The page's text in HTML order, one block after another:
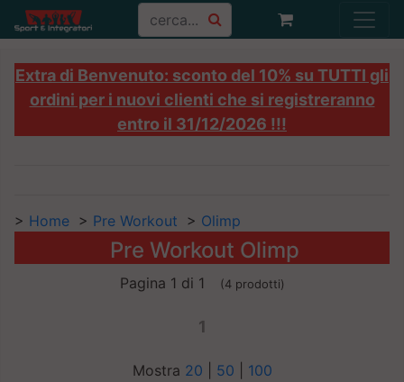
Extra di Benvenuto: sconto del 10% su TUTTI gli
ordini per i nuovi clienti che si registreranno
entro il 31/12/2026 !!!
> Home > Pre Workout > Olimp
Pre Workout Olimp
Pagina 1 di 1 (4 prodotti)
1
Mostra 20 50
100